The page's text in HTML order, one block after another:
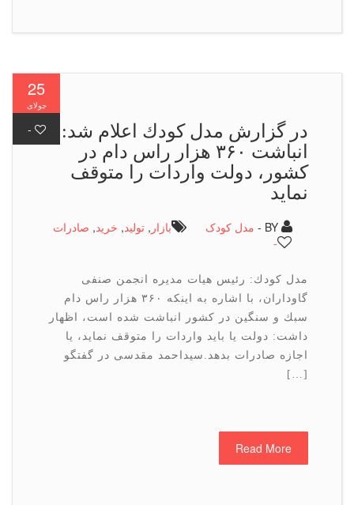
-
در گزارش مدل كودك اعلام شد:
انباشت ۳۶۰ هزار راس دام در
كشور، دولت واردات را متوقف
مدل کودک بازار ,تولید,خرید,صادرات
مدل كودك: رئیس هیات مدیره انجمن صنفی
گاوداران، با اشاره به اینكه ۳۶۰ هزار راس دام
سبك و سنگین در كشور انباشت شده است، اظهار
داشت: دولت یا باید واردات را متوقف نماید، یا
اجازه صادرات بدهد.سیداحمد مقدسی در گفتگو
Read More